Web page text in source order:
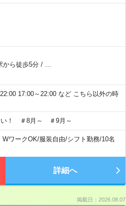
から徒歩5分/ …
17:00～22:00 など こちら以外の時
い！ ＃8月～ ＃9月～
WワークOK/服装自由/シフト勤務/10名
詳細へ
掲載日：2026.08.07